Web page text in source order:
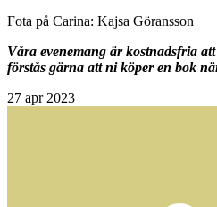
Fota på Carina: Kajsa Göransson
Våra evenemang är kostnadsfria
förstås gärna att ni köper en bok
27 apr 2023